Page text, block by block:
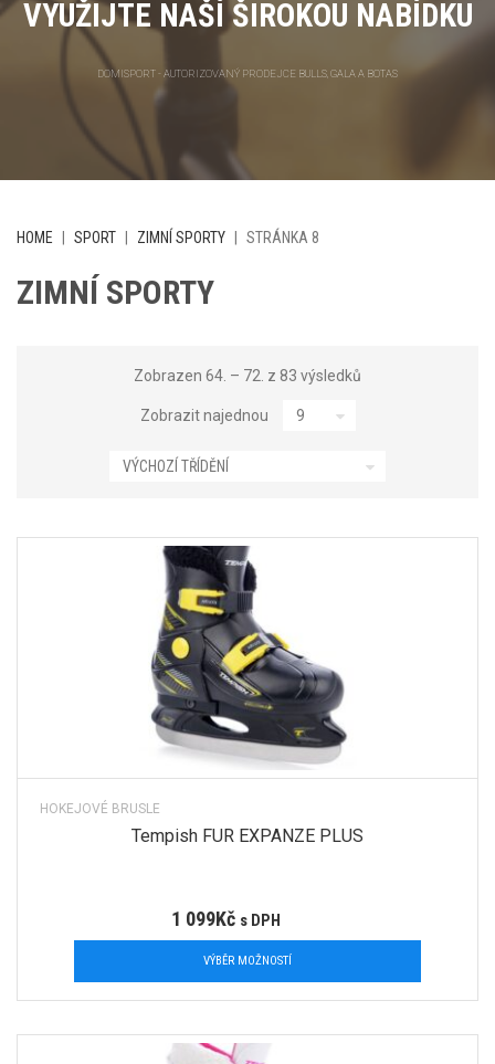
VYUŽIJTE NAŠÍ ŠIROKOU NABÍDKU
DOMISPORT - AUTORIZOVANÝ PRODEJCE BULLS, GALA A BOTAS
HOME SPORT ZIMNÍ SPORTY STRÁNKA 8
ZIMNÍ SPORTY
Zobrazen 64. – 72. z 83 výsledků
Zobrazit najednou
HOKEJOVÉ BRUSLE
Tempish FUR EXPANZE PLUS
1 099Kč s DPH
VÝBĚR MOŽNOSTÍ